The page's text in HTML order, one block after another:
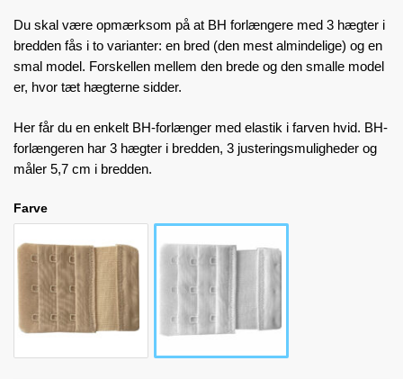
Du skal være opmærksom på at BH forlængere med 3 hægter i
bredden fås i to varianter: en bred (den mest almindelige) og en
smal model. Forskellen mellem den brede og den smalle model
er, hvor tæt hægterne sidder.
Her får du en enkelt BH-forlænger med elastik i farven hvid. BH-
forlængeren har 3 hægter i bredden, 3 justeringsmuligheder og
måler 5,7 cm i bredden.
Farve